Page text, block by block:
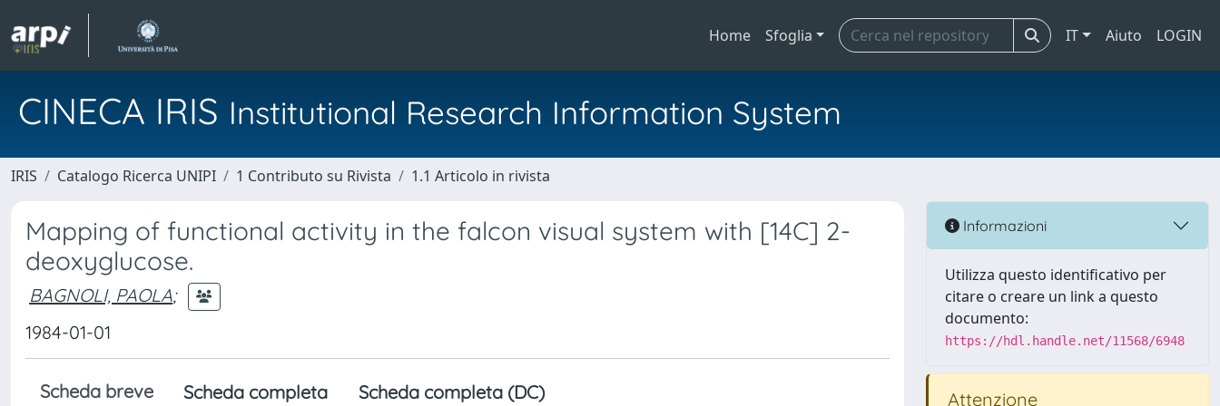
Home Sfoglia IT Aiuto LOGIN
CINECA IRIS Institutional Research Information System
IRIS Catalogo Ricerca UNIPI 1 Contributo su Rivista 1.1 Articolo in rivista
Mapping of functional activity in the falcon visual system with [14C] 2-
deoxyglucose.
BAGNOLI, PAOLA;
1984-01-01
Scheda breve Scheda completa Scheda completa (DC)
Informazioni
Utilizza questo identificativo per
citare o creare un link a questo
documento:
https://hdl.handle.net/11568/6948
Attenzione